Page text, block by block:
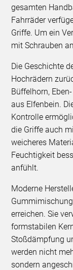
gesamten
Fahrräder
Griffe. Um ein
mit Schrauben
Die Geschichte
Hochrädern
Büffelhorn,
aus Elfenbein.
Kontrolle
die Griffe auch
weicheres
Feuchtigkeit
anfühlt.
Moderne
erreichen. Sie
formstabilen
Stoßdämpfung
werden nicht
sondern